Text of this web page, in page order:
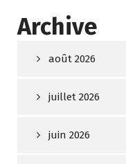
Archive
août 2026
juillet 2026
juin 2026